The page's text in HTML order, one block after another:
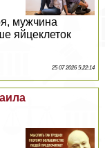
мужчина
яйцеклеток
25 07 2026 5:22:14